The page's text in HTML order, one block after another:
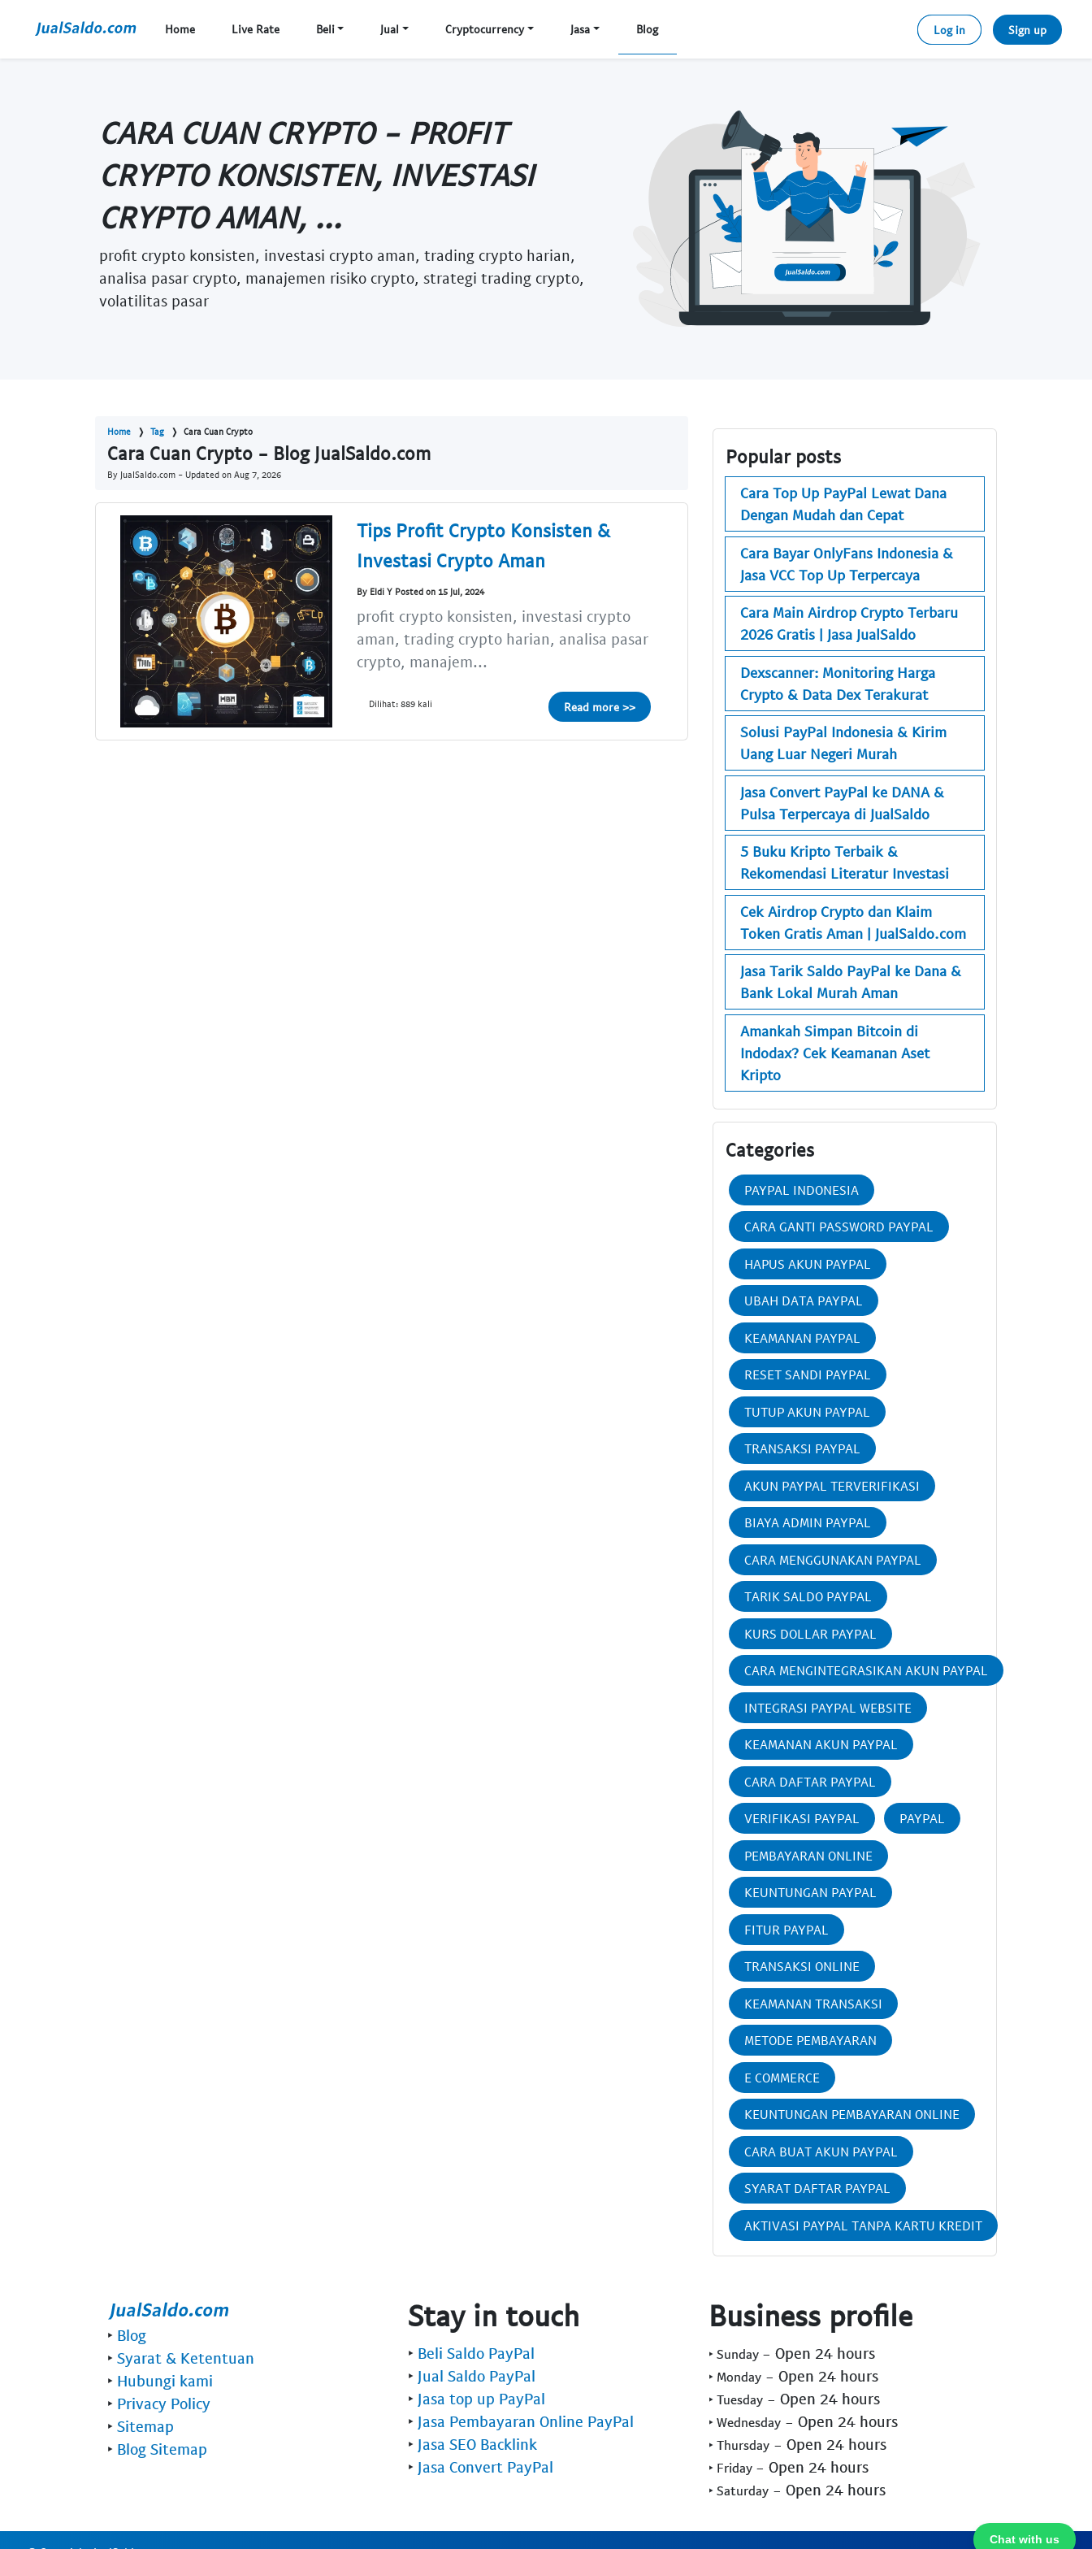
Home Live Rate Beli Jual Cryptocurrency Jasa Blog Log in Sign up
CARA CUAN CRYPTO - PROFIT
CRYPTO KONSISTEN, INVESTASI
CRYPTO AMAN, ...
profit crypto konsisten, investasi crypto aman, trading crypto harian,
analisa pasar crypto, manajemen risiko crypto, strategi trading crypto,
volatilitas pasar
Home Tag Cara Cuan Crypto
Cara Cuan Crypto - Blog JualSaldo.com
By JualSaldo.com - Updated on Aug 7, 2026
Tips Profit Crypto Konsisten &
Investasi Crypto Aman
By Eldi Y Posted on 15 Jul, 2024
profit crypto konsisten, investasi crypto
aman, trading crypto harian, analisa pasar
crypto, manajem...
Dilihat: 889 kali Read more >>
Popular posts
Cara Top Up PayPal Lewat Dana
Dengan Mudah dan Cepat
Cara Bayar OnlyFans Indonesia &
Jasa VCC Top Up Terpercaya
Cara Main Airdrop Crypto Terbaru
2026 Gratis | Jasa JualSaldo
Dexscanner: Monitoring Harga
Crypto & Data Dex Terakurat
Solusi PayPal Indonesia & Kirim
Uang Luar Negeri Murah
Jasa Convert PayPal ke DANA &
Pulsa Terpercaya di JualSaldo
5 Buku Kripto Terbaik &
Rekomendasi Literatur Investasi
Cek Airdrop Crypto dan Klaim
Token Gratis Aman | JualSaldo.com
Jasa Tarik Saldo PayPal ke Dana &
Bank Lokal Murah Aman
Amankah Simpan Bitcoin di
Indodax? Cek Keamanan Aset
Kripto
Categories
PAYPAL INDONESIA
CARA GANTI PASSWORD PAYPAL
HAPUS AKUN PAYPAL
UBAH DATA PAYPAL
KEAMANAN PAYPAL
RESET SANDI PAYPAL
TUTUP AKUN PAYPAL
TRANSAKSI PAYPAL
AKUN PAYPAL TERVERIFIKASI
BIAYA ADMIN PAYPAL
CARA MENGGUNAKAN PAYPAL
TARIK SALDO PAYPAL
KURS DOLLAR PAYPAL
CARA MENGINTEGRASIKAN AKUN PAYPAL
INTEGRASI PAYPAL WEBSITE
KEAMANAN AKUN PAYPAL
CARA DAFTAR PAYPAL
VERIFIKASI PAYPAL PAYPAL
PEMBAYARAN ONLINE
KEUNTUNGAN PAYPAL
FITUR PAYPAL
TRANSAKSI ONLINE
KEAMANAN TRANSAKSI
METODE PEMBAYARAN
E COMMERCE
KEUNTUNGAN PEMBAYARAN ONLINE
CARA BUAT AKUN PAYPAL
SYARAT DAFTAR PAYPAL
AKTIVASI PAYPAL TANPA KARTU KREDIT
Chat with us
‣ Blog
‣ Syarat & Ketentuan
‣ Hubungi kami
‣ Privacy Policy
‣ Sitemap
‣ Blog Sitemap
Stay in touch
‣ Beli Saldo PayPal
‣ Jual Saldo PayPal
‣ Jasa top up PayPal
‣ Jasa Pembayaran Online PayPal
‣ Jasa SEO Backlink
‣ Jasa Convert PayPal
Business profile
‣ Sunday - Open 24 hours
‣ Monday - Open 24 hours
‣ Tuesday - Open 24 hours
‣ Wednesday - Open 24 hours
‣ Thursday - Open 24 hours
‣ Friday - Open 24 hours
‣ Saturday - Open 24 hours